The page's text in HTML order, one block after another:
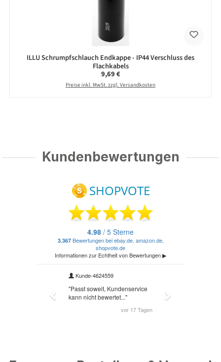
ILLU Schrumpfschlauch Endkappe - IP44 Verschluss des
Flachkabels
Regulärer Preis:
9,69 €
Preise inkl. MwSt. zzgl. Versandkosten
Kundenbewertungen